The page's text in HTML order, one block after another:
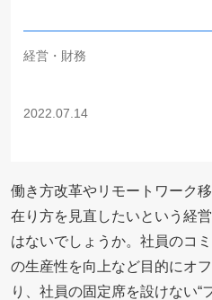
経営・財務
2022.07.14
働き方改革やリモートワーク
在り方を見直したいという経
はないでしょうか。社員のコ
の生産性を向上など目的にオ
り、社員の固定席を設けない“